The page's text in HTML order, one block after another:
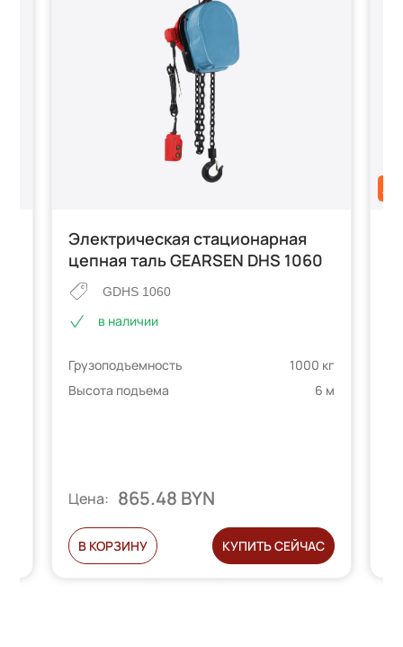
Электрическая стационарная
цепная таль GEARSEN DHS 1060
GDHS 1060
в наличии
Грузоподъемность
1000 кг
Высота подъема
6 м
Цена: 865.48 BYN
В КОРЗИНУ КУПИТЬ СЕЙЧАС